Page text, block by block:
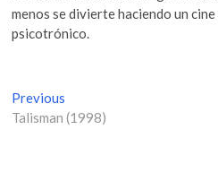
menos se divierte haciendo un
psicotrónico.
N
a
Previous
r
Talisman (1998)